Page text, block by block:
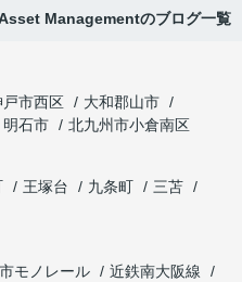
Managementのブログ一覧
戸市西区
大和郡山市
明石市
北九州市小倉南区
王塚台 九条町
三苫
モノレール
近鉄南大阪線